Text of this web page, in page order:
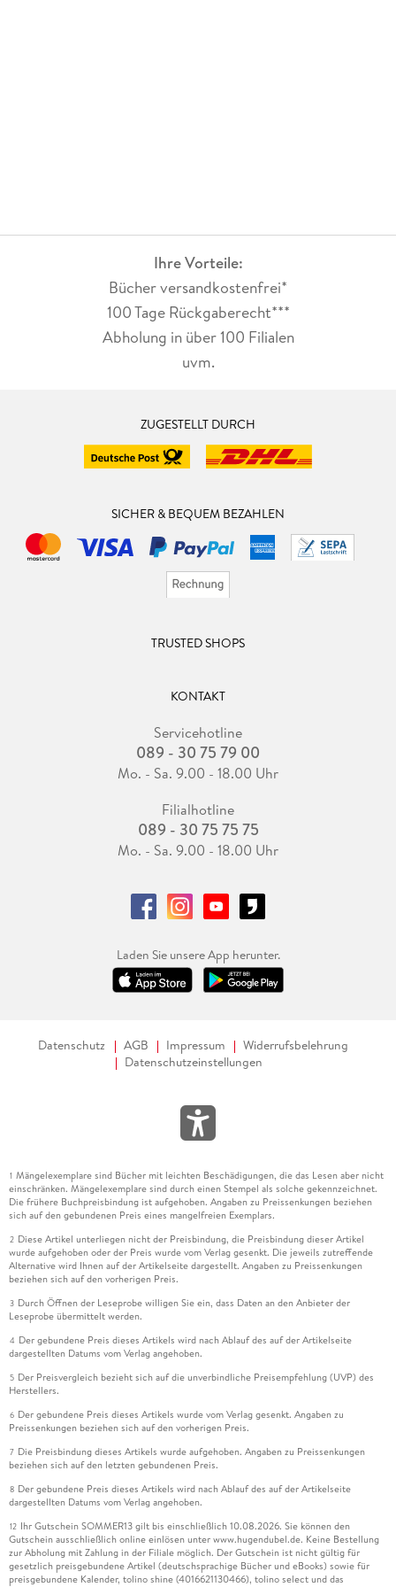
Ihre Vorteile:
Bücher versandkostenfrei*
100 Tage Rückgaberecht***
Abholung in über 100 Filialen
uvm.
ZUGESTELLT DURCH
SICHER & BEQUEM BEZAHLEN
TRUSTED SHOPS
KONTAKT
Servicehotline
089 - 30 75 79 00
Mo. - Sa. 9.00 - 18.00 Uhr
Filialhotline
089 - 30 75 75 75
Mo. - Sa. 9.00 - 18.00 Uhr
Laden Sie unsere App herunter.
Datenschutz AGB Impressum
Widerrufsbelehrung
Datenschutzeinstellungen
1 Mängelexemplare sind Bücher mit leichten Beschädigungen, die das Lesen aber nicht
einschränken. Mängelexemplare sind durch einen Stempel als solche gekennzeichnet.
Die frühere Buchpreisbindung ist aufgehoben. Angaben zu Preissenkungen beziehen
sich auf den gebundenen Preis eines mangelfreien Exemplars.
2 Diese Artikel unterliegen nicht der Preisbindung, die Preisbindung dieser Artikel
wurde aufgehoben oder der Preis wurde vom Verlag gesenkt. Die jeweils zutreffende
Alternative wird Ihnen auf der Artikelseite dargestellt. Angaben zu Preissenkungen
beziehen sich auf den vorherigen Preis.
3 Durch Öffnen der Leseprobe willigen Sie ein, dass Daten an den Anbieter der
Leseprobe übermittelt werden.
4 Der gebundene Preis dieses Artikels wird nach Ablauf des auf der Artikelseite
dargestellten Datums vom Verlag angehoben.
5 Der Preisvergleich bezieht sich auf die unverbindliche Preisempfehlung (UVP) des
Herstellers.
6 Der gebundene Preis dieses Artikels wurde vom Verlag gesenkt. Angaben zu
Preissenkungen beziehen sich auf den vorherigen Preis.
7 Die Preisbindung dieses Artikels wurde aufgehoben. Angaben zu Preissenkungen
beziehen sich auf den letzten gebundenen Preis.
8 Der gebundene Preis dieses Artikels wird nach Ablauf des auf der Artikelseite
dargestellten Datums vom Verlag angehoben.
12 Ihr Gutschein SOMMER13 gilt bis einschließlich 10.08.2026. Sie können den
Gutschein ausschließlich online einlösen unter www.hugendubel.de. Keine Bestellung
zur Abholung mit Zahlung in der Filiale möglich. Der Gutschein ist nicht gültig für
gesetzlich preisgebundene Artikel (deutschsprachige Bücher und eBooks) sowie für
preisgebundene Kalender, tolino shine (4016621130466), tolino select und das